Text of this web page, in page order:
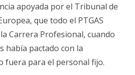
apoyada por el Tribunal de
que todo el PTGAS
Carrera Profesional, cuando
había pactado con la
fuera para el personal fijo.